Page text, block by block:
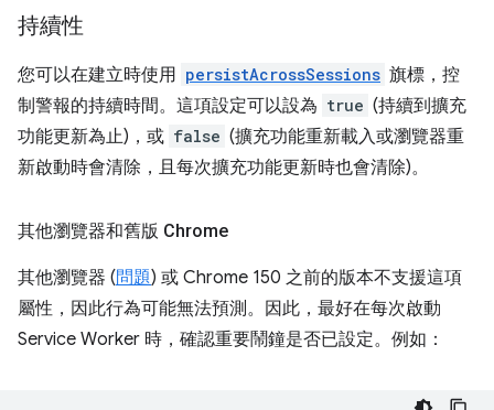
持續性
您可以在建立時使用 persistAcrossSessions 旗標，控
制警報的持續時間。這項設定可以設為 true (持續到擴充
功能更新為止)，或 false (擴充功能重新載入或瀏覽器重
新啟動時會清除，且每次擴充功能更新時也會清除)。
其他瀏覽器和舊版 Chrome
其他瀏覽器 (問題) 或 Chrome 150 之前的版本不支援這項
屬性，因此行為可能無法預測。因此，最好在每次啟動
Service Worker 時，確認重要鬧鐘是否已設定。例如：